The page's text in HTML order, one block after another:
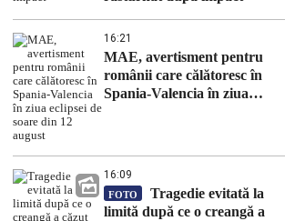
16:21
MAE, avertisment pentru
românii care călătoresc în
Spania-Valencia în ziua
16:09
FOTO
Tragedie evitată la
limită după ce o creangă a